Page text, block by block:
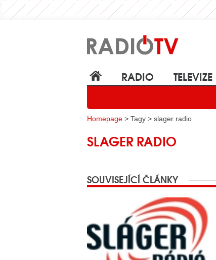
RADIO TELEVIZE
Homepage > Tagy > slager radio
SLAGER RADIO
SOUVISEJÍCÍ ČLÁNKY